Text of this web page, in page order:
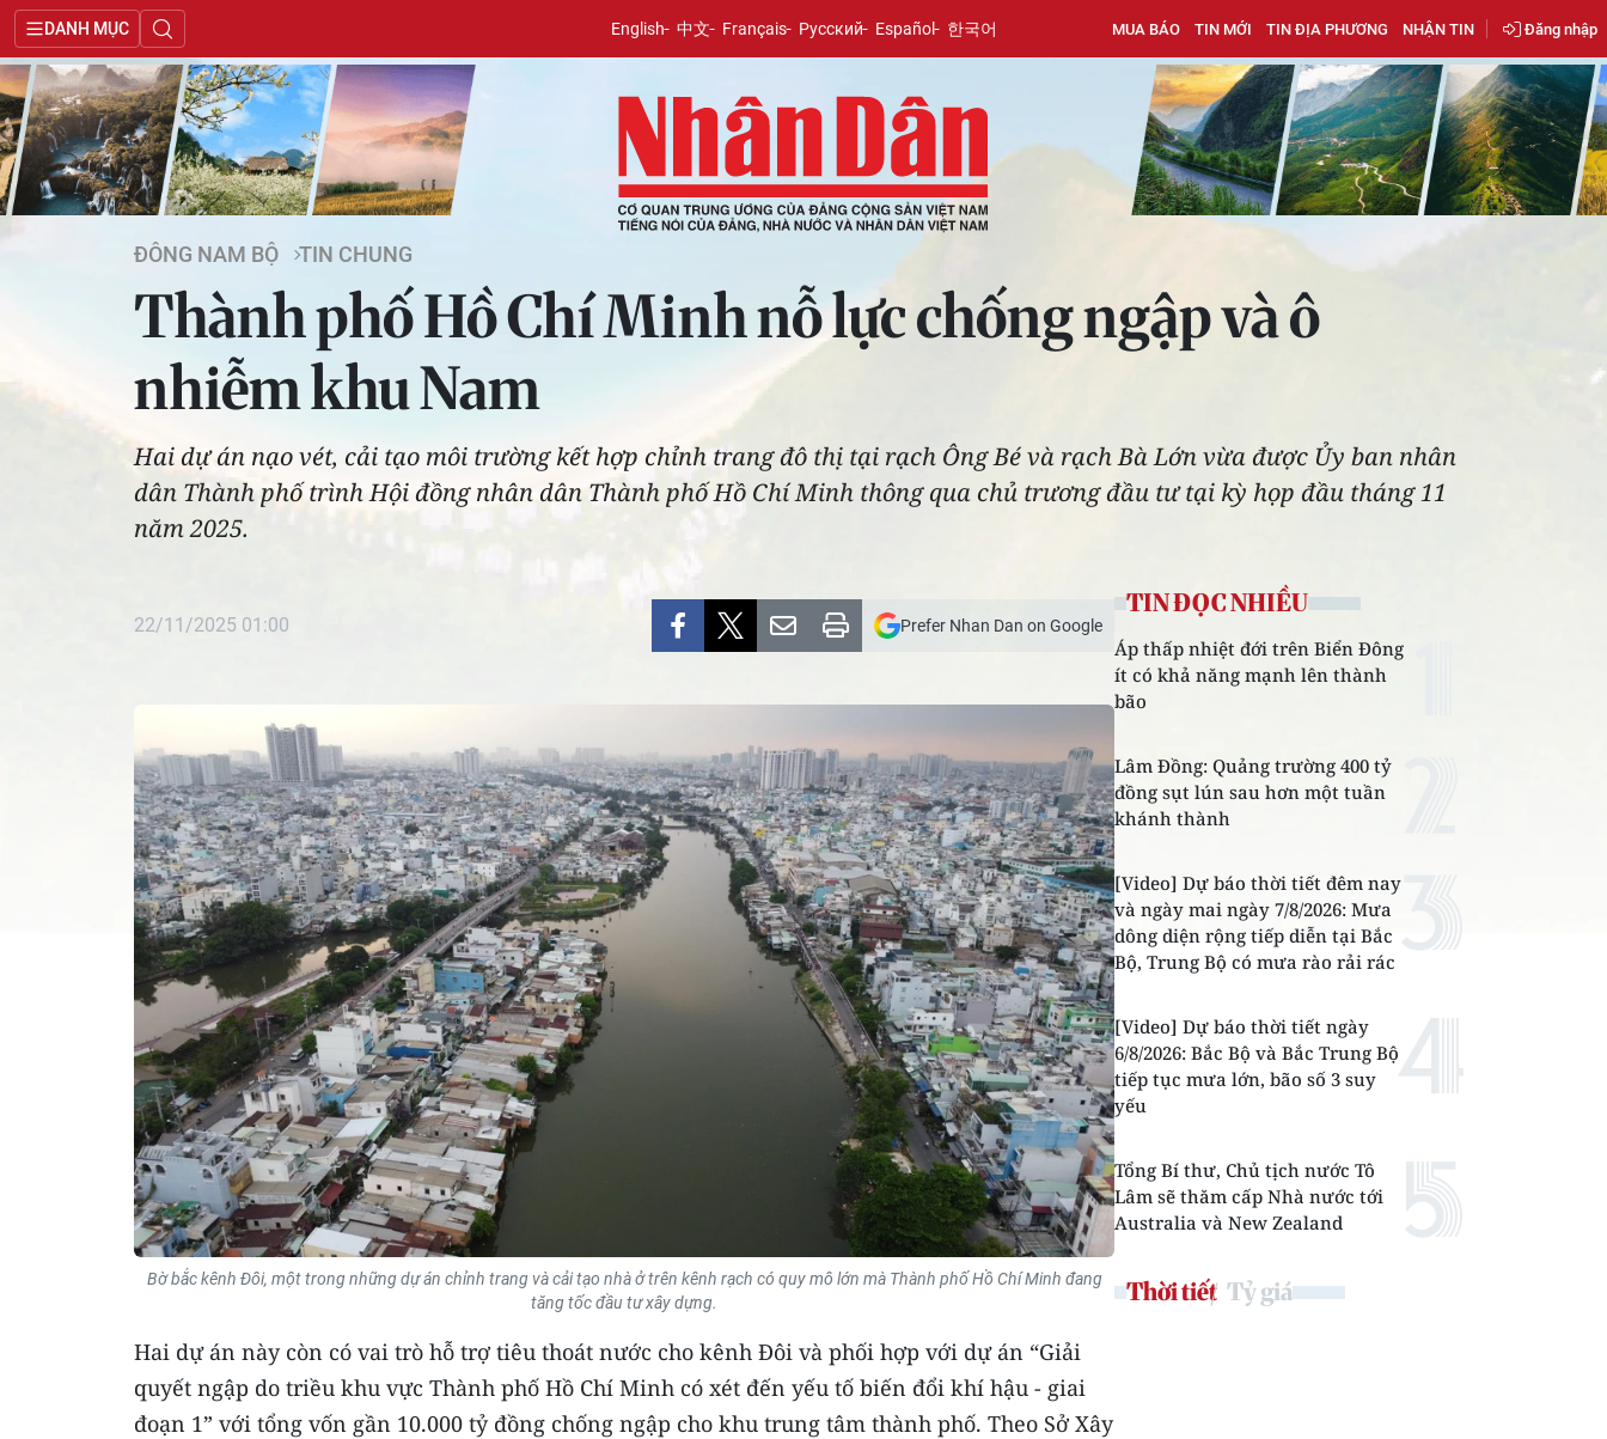
DANH MỤC English 中文 Français Русский Español 한국어 MUA BÁO TIN MỚI TIN ĐỊA PHƯƠNG NHẬN TIN Đăng nhập
ĐÔNG NAM BỘ TIN CHUNG
Thành phố Hồ Chí Minh nỗ lực chống ngập và ô
nhiễm khu Nam
Hai dự án nạo vét, cải tạo môi trường kết hợp chỉnh trang đô thị tại rạch Ông Bé và rạch Bà Lớn vừa được Ủy ban nhân
dân Thành phố trình Hội đồng nhân dân Thành phố Hồ Chí Minh thông qua chủ trương đầu tư tại kỳ họp đầu tháng 11
năm 2025.
22/11/2025 01:00 Prefer Nhan Dan on Google
Bờ bắc kênh Đôi, một trong những dự án chỉnh trang và cải tạo nhà ở trên kênh rạch có quy mô lớn mà Thành phố Hồ Chí Minh đang
tăng tốc đầu tư xây dựng.
Hai dự án này còn có vai trò hỗ trợ tiêu thoát nước cho kênh Đôi và phối hợp với dự án “Giải
quyết ngập do triều khu vực Thành phố Hồ Chí Minh có xét đến yếu tố biến đổi khí hậu - giai
đoạn 1” với tổng vốn gần 10.000 tỷ đồng chống ngập cho khu trung tâm thành phố. Theo Sở Xây
TIN ĐỌC NHIỀU
Áp thấp nhiệt đới trên Biển Đông
ít có khả năng mạnh lên thành
bão
Lâm Đồng: Quảng trường 400 tỷ
đồng sụt lún sau hơn một tuần
khánh thành
[Video] Dự báo thời tiết đêm nay
và ngày mai ngày 7/8/2026: Mưa
dông diện rộng tiếp diễn tại Bắc
Bộ, Trung Bộ có mưa rào rải rác
[Video] Dự báo thời tiết ngày
6/8/2026: Bắc Bộ và Bắc Trung Bộ
tiếp tục mưa lớn, bão số 3 suy
yếu
Tổng Bí thư, Chủ tịch nước Tô
Lâm sẽ thăm cấp Nhà nước tới
Australia và New Zealand
Thời tiết Tỷ giá